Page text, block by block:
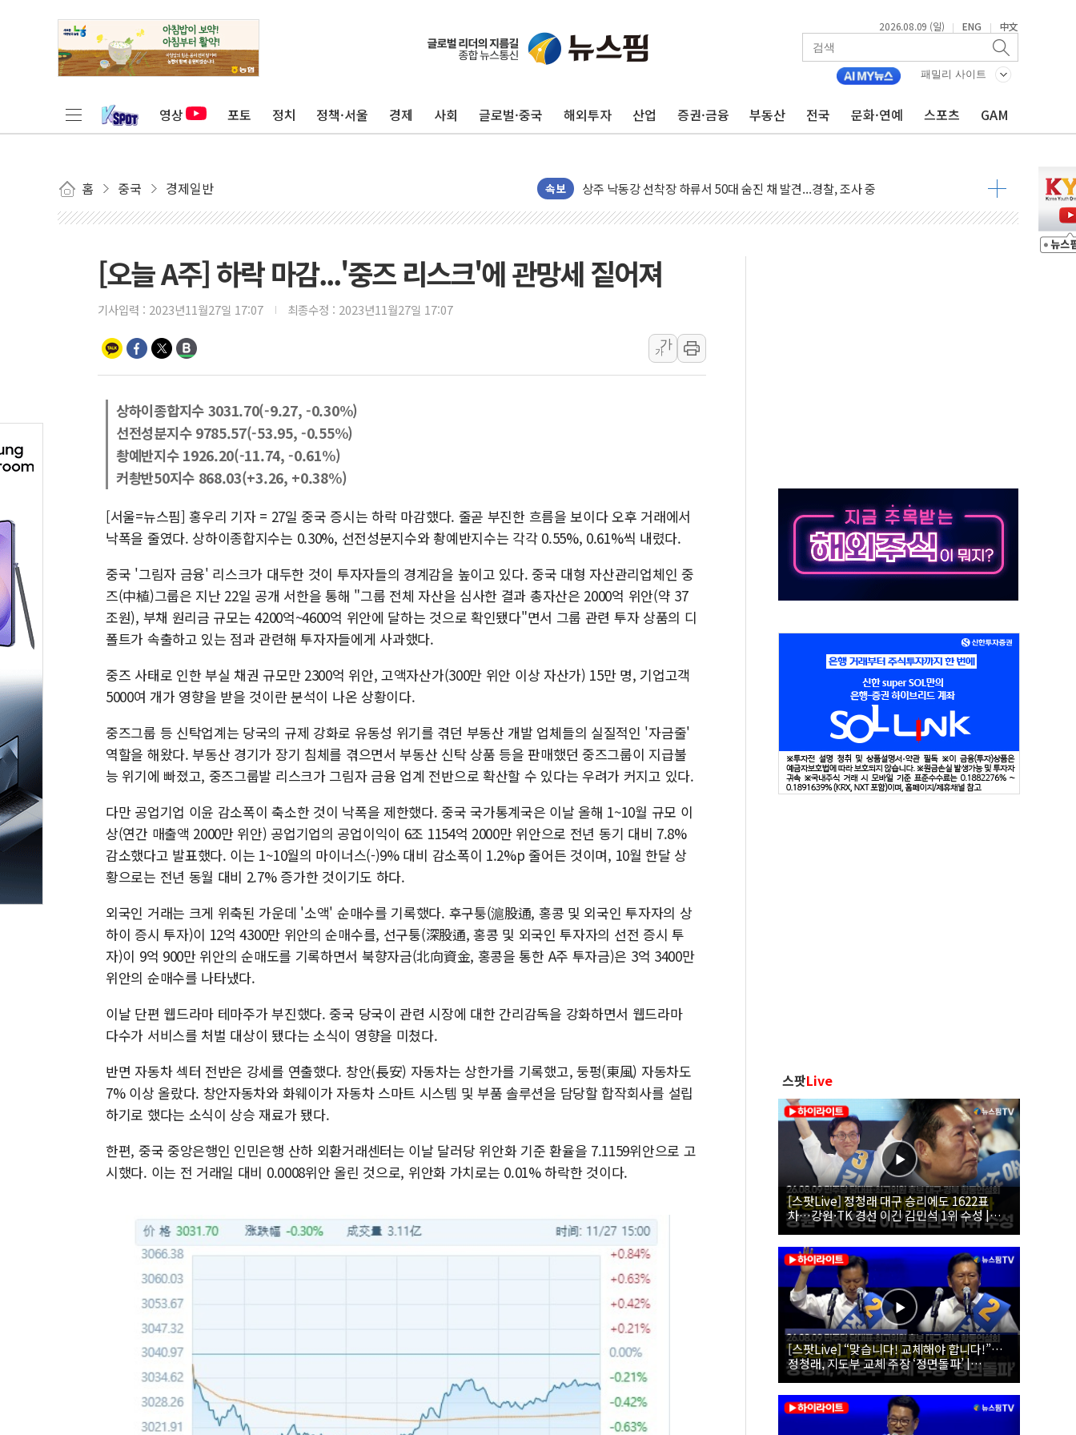
2026.08.09 (일) | ENG | 中文
패밀리 사이트
영상 포토 정치 정책·서울 경제 사회 글로벌·중국 해외투자 산업 증권·금융 부동산 전국 문화·연예 스포츠 GAM
홈 중국 경제일반 속보
평택 진위면 공장서 질식사고 발생…작업자 1명 숨져
포항 블루밸리 국가산단에 '철강 AI융합실증센터' 들어선다
[종합] 김민석, 정청래에 누적 1.48%p 차 선두 유지...金 46.01% vs 鄭 44.53%
민주당 경북도당위원장에 오중기 당선...합산득표율 68.63%
김민석, 강원·대구·경북 경선서 정청래에 승리…金 48.54% vs 鄭 44.40%
[속보] 민주, 강원·대구·경북 경선 결과...김민석 48.54% 정청래 44.40%
[속보] 민주, 대구 경선 결과 발표...정청래 47.82% 김민석 46.35% 송영길 5.83%
[속보] 민주, 강원 경선 결과 발표...김민석 50.30% 정청래 41.94% 송영길 7.76%
정재헌 CEO, SKT 장기고객 400명 맞이…"마음 잇는 시간 되길"
홈플러스發 대형마트 판매, 역대 최대폭 감소한 9.4%↓…유통업계 양극화 심화
윤준병·이해민 의원, '정부 특사'로 콜롬비아 대통령 취임식 참석
'호우·산사태 주의보' 울진 시간당 30mm 강한 비...호우 피해 없어
여야, 황희 '버스 하우스' 공방…野 "청년 우롱 기괴" vs 與 "송구한 해프닝"
[오늘 A주] 하락 마감...'중즈 리스크'에 관망세 짙어져
기사입력 : 2023년11월27일 17:07 최종수정 : 2023년11월27일 17:07
가
가
상하이종합지수 3031.70(-9.27, -0.30%)
선전성분지수 9785.57(-53.95, -0.55%)
촹예반지수 1926.20(-11.74, -0.61%)
커촹반50지수 868.03(+3.26, +0.38%)
[서울=뉴스핌] 홍우리 기자 = 27일 중국 증시는 하락 마감했다. 줄곧 부진한 흐름을 보이다 오후 거래에서
낙폭을 줄였다. 상하이종합지수는 0.30%, 선전성분지수와 촹예반지수는 각각 0.55%, 0.61%씩 내렸다.
중국 '그림자 금융' 리스크가 대두한 것이 투자자들의 경계감을 높이고 있다. 중국 대형 자산관리업체인 중
즈(中植)그룹은 지난 22일 공개 서한을 통해 "그룹 전체 자산을 심사한 결과 총자산은 2000억 위안(약 37
조원), 부채 원리금 규모는 4200억~4600억 위안에 달하는 것으로 확인됐다"면서 그룹 관련 투자 상품의 디
폴트가 속출하고 있는 점과 관련해 투자자들에게 사과했다.
중즈 사태로 인한 부실 채권 규모만 2300억 위안, 고액자산가(300만 위안 이상 자산가) 15만 명, 기업고객
5000여 개가 영향을 받을 것이란 분석이 나온 상황이다.
중즈그룹 등 신탁업계는 당국의 규제 강화로 유동성 위기를 겪던 부동산 개발 업체들의 실질적인 '자금줄'
역할을 해왔다. 부동산 경기가 장기 침체를 겪으면서 부동산 신탁 상품 등을 판매했던 중즈그룹이 지급불
능 위기에 빠졌고, 중즈그룹발 리스크가 그림자 금융 업계 전반으로 확산할 수 있다는 우려가 커지고 있다.
다만 공업기업 이윤 감소폭이 축소한 것이 낙폭을 제한했다. 중국 국가통계국은 이날 올해 1~10월 규모 이
상(연간 매출액 2000만 위안) 공업기업의 공업이익이 6조 1154억 2000만 위안으로 전년 동기 대비 7.8%
감소했다고 발표했다. 이는 1~10월의 마이너스(-)9% 대비 감소폭이 1.2%p 줄어든 것이며, 10월 한달 상
황으로는 전년 동월 대비 2.7% 증가한 것이기도 하다.
외국인 거래는 크게 위축된 가운데 '소액' 순매수를 기록했다. 후구퉁(滬股通, 홍콩 및 외국인 투자자의 상
하이 증시 투자)이 12억 4300만 위안의 순매수를, 선구퉁(深股通, 홍콩 및 외국인 투자자의 선전 증시 투
자)이 9억 900만 위안의 순매도를 기록하면서 북향자금(北向資金, 홍콩을 통한 A주 투자금)은 3억 3400만
위안의 순매수를 나타냈다.
이날 단편 웹드라마 테마주가 부진했다. 중국 당국이 관련 시장에 대한 간리감독을 강화하면서 웹드라마
다수가 서비스를 처벌 대상이 됐다는 소식이 영향을 미쳤다.
반면 자동차 섹터 전반은 강세를 연출했다. 창안(長安) 자동차는 상한가를 기록했고, 둥펑(東風) 자동차도
7% 이상 올랐다. 창안자동차와 화웨이가 자동차 스마트 시스템 및 부품 솔루션을 담당할 합작회사를 설립
하기로 했다는 소식이 상승 재료가 됐다.
한편, 중국 중앙은행인 인민은행 산하 외환거래센터는 이날 달러당 위안화 기준 환율을 7.1159위안으로 고
시했다. 이는 전 거래일 대비 0.0008위안 올린 것으로, 위안화 가치로는 0.01% 하락한 것이다.
스팟Live
[스팟Live] 정청래 대구 승리에도 1622표
차…강원·TK 경선 이긴 김민석 1위 수성 |
26.08.09 더불어민주당 당대표·최고위원 후
보 대구·경북 합동연설회
[스팟Live] “맞습니다! 교체해야 합니다!”…
정청래, 지도부 교체 주장 ‘정면돌파’ |
26.08.09 더불어민주당 당대표·최고위원 후
보 대구·경북 합동연설회